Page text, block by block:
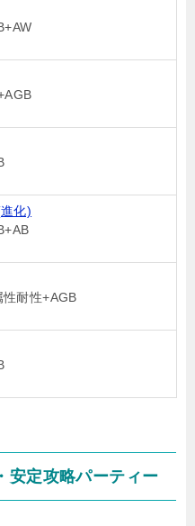
化)
性耐性+AGB
安定攻略パーティー